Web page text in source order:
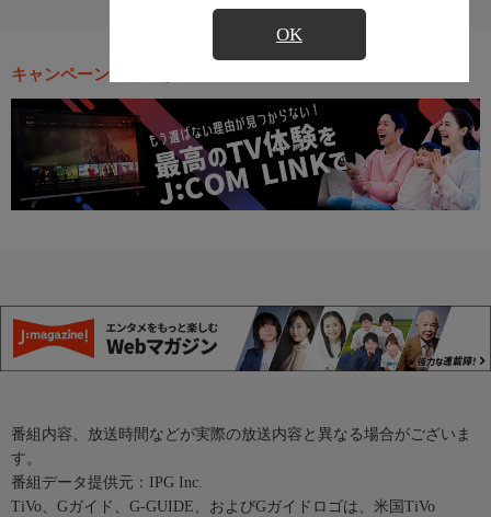
OK
キャンペーン・お得な情報
番組内容、放送時間などが実際の放送内容と異なる場合がございま
す。
番組データ提供元：IPG Inc.
TiVo、Gガイド、G-GUIDE、およびGガイドロゴは、米国TiVo